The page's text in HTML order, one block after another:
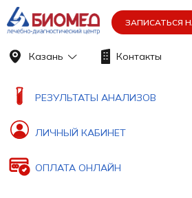
ЗАПИСАТЬСЯ
РЕЗУЛЬТАТЫ АНАЛИЗОВ
ЛИЧНЫЙ КАБИНЕТ
ОПЛАТА ОНЛАЙН
Казань Контакты